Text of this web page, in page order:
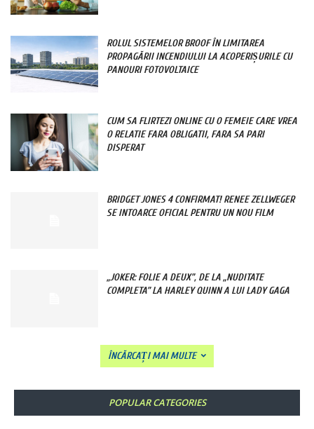
ROLUL SISTEMELOR BROOF ÎN LIMITAREA
PROPAGĂRII INCENDIULUI LA ACOPERIȘURILE CU
PANOURI FOTOVOLTAICE
CUM SA FLIRTEZI ONLINE CU O FEMEIE CARE VREA
O RELATIE FARA OBLIGATII, FARA SA PARI
DISPERAT
BRIDGET JONES 4 CONFIRMAT! RENEE ZELLWEGER
SE INTOARCE OFICIAL PENTRU UN NOU FILM
„JOKER: FOLIE A DEUX”, DE LA „NUDITATE
COMPLETA” LA HARLEY QUINN A LUI LADY GAGA
ÎNCĂRCAȚI MAI MULTE
POPULAR CATEGORIES